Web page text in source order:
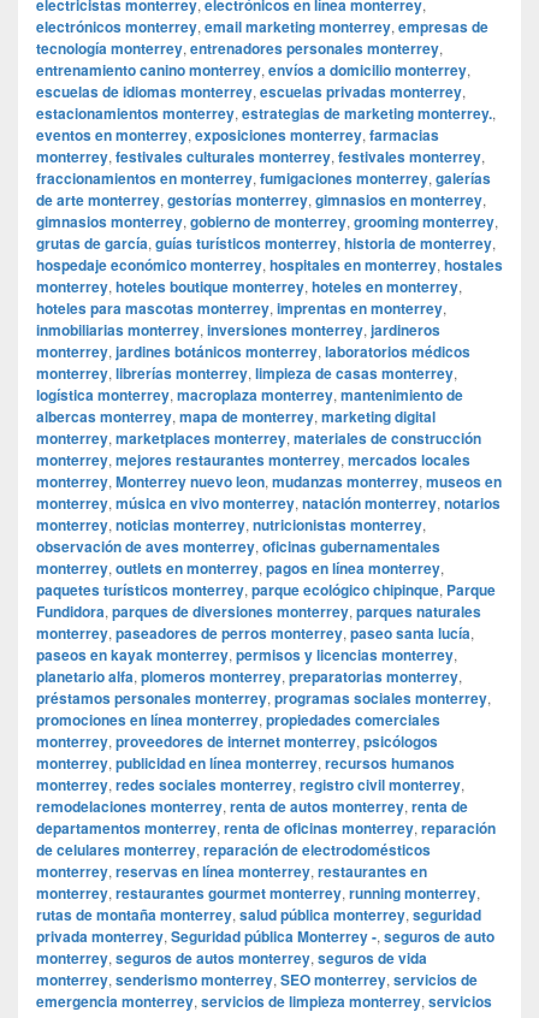
electricistas monterrey, electrónicos en línea monterrey,
electrónicos monterrey, email marketing monterrey, empresas de
tecnología monterrey, entrenadores personales monterrey,
entrenamiento canino monterrey, envíos a domicilio monterrey,
escuelas de idiomas monterrey, escuelas privadas monterrey,
estacionamientos monterrey, estrategias de marketing monterrey.,
eventos en monterrey, exposiciones monterrey, farmacias
monterrey, festivales culturales monterrey, festivales monterrey,
fraccionamientos en monterrey, fumigaciones monterrey, galerías
de arte monterrey, gestorías monterrey, gimnasios en monterrey,
gimnasios monterrey, gobierno de monterrey, grooming monterrey,
grutas de garcía, guías turísticos monterrey, historia de monterrey,
hospedaje económico monterrey, hospitales en monterrey, hostales
monterrey, hoteles boutique monterrey, hoteles en monterrey,
hoteles para mascotas monterrey, imprentas en monterrey,
inmobiliarias monterrey, inversiones monterrey, jardineros
monterrey, jardines botánicos monterrey, laboratorios médicos
monterrey, librerías monterrey, limpieza de casas monterrey,
logística monterrey, macroplaza monterrey, mantenimiento de
albercas monterrey, mapa de monterrey, marketing digital
monterrey, marketplaces monterrey, materiales de construcción
monterrey, mejores restaurantes monterrey, mercados locales
monterrey, Monterrey nuevo leon, mudanzas monterrey, museos en
monterrey, música en vivo monterrey, natación monterrey, notarios
monterrey, noticias monterrey, nutricionistas monterrey,
observación de aves monterrey, oficinas gubernamentales
monterrey, outlets en monterrey, pagos en línea monterrey,
paquetes turísticos monterrey, parque ecológico chipinque, Parque
Fundidora, parques de diversiones monterrey, parques naturales
monterrey, paseadores de perros monterrey, paseo santa lucía,
paseos en kayak monterrey, permisos y licencias monterrey,
planetario alfa, plomeros monterrey, preparatorias monterrey,
préstamos personales monterrey, programas sociales monterrey,
promociones en línea monterrey, propiedades comerciales
monterrey, proveedores de internet monterrey, psicólogos
monterrey, publicidad en línea monterrey, recursos humanos
monterrey, redes sociales monterrey, registro civil monterrey,
remodelaciones monterrey, renta de autos monterrey, renta de
departamentos monterrey, renta de oficinas monterrey, reparación
de celulares monterrey, reparación de electrodomésticos
monterrey, reservas en línea monterrey, restaurantes en
monterrey, restaurantes gourmet monterrey, running monterrey,
rutas de montaña monterrey, salud pública monterrey, seguridad
privada monterrey, Seguridad pública Monterrey -, seguros de auto
monterrey, seguros de autos monterrey, seguros de vida
monterrey, senderismo monterrey, SEO monterrey, servicios de
emergencia monterrey, servicios de limpieza monterrey, servicios